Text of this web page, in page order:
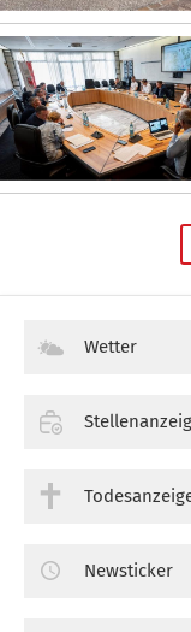
Wetter
Newsticker